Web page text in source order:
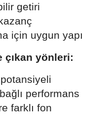
getiri
için uygun yapı
çıkan yönleri:
performans
farklı fon